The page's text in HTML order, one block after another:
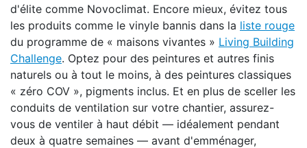
d'élite comme Novoclimat. Encore mieux, évitez tous
les produits comme le vinyle bannis dans la liste rouge
du programme de « maisons vivantes » Living Building
Challenge. Optez pour des peintures et autres finis
naturels ou à tout le moins, à des peintures classiques
« zéro COV », pigments inclus. Et en plus de sceller les
conduits de ventilation sur votre chantier, assurez-
vous de ventiler à haut débit — idéalement pendant
deux à quatre semaines — avant d'emménager,